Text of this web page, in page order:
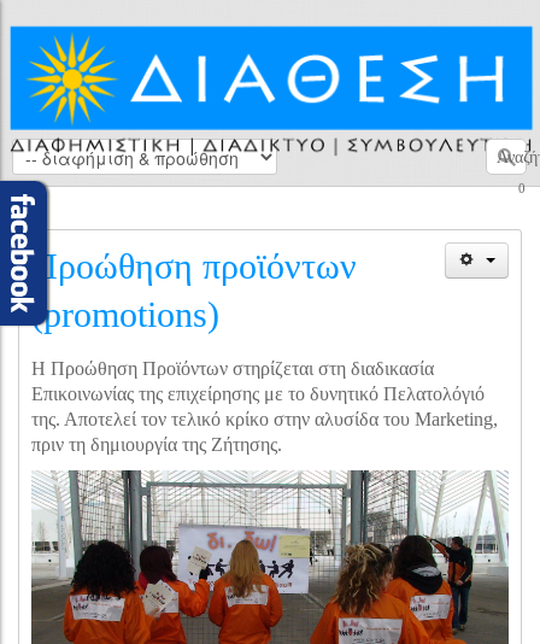
0
Προώθηση προϊόντων
(promotions)
Η Προώθηση Προϊόντων στηρίζεται στη διαδικασία
Επικοινωνίας της επιχείρησης με το δυνητικό Πελατολόγιό
της. Αποτελεί τον τελικό κρίκο στην αλυσίδα του Marketing,
πριν τη δημιουργία της Ζήτησης.